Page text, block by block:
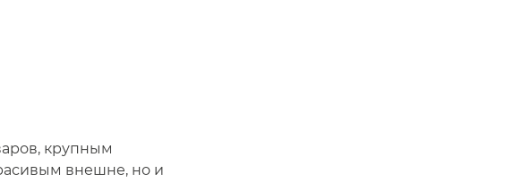
крупным
внешне, но и